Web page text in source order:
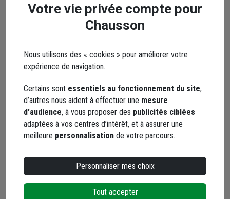
Votre email* :
Votre message* :
Envoyer
Les réseaux sociaux
Votre vie privée compte pour
Chausson
Nous utilisons des « cookies » pour améliorer votre
expérience de navigation.
Certains sont essentiels au fonctionnement du site,
d’autres nous aident à effectuer une mesure
d’audience, à vous proposer des publicités ciblées
adaptées à vos centres d’intérêt, et à assurer une
meilleure personnalisation de votre parcours.
Personnaliser mes choix
Tout accepter